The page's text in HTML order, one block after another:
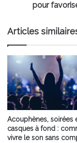
pour
Articles
Acouphènes, soirées
casques à fond :
vivre le son sans